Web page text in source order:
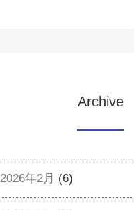
Archive
2026年2月 (6)